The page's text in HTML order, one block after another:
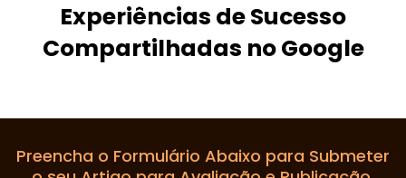
Experiências de Sucesso
Compartilhadas no Google
Preencha o Formulário Abaixo para Submeter